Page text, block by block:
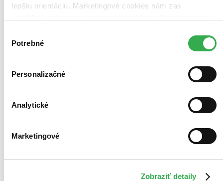
lepšiu orientáciu. Marketingové cookies nám zas
keby sme mohli používať všetky tieto cookies. Ďakujeme!
súhlasu
Potrebné
Personalizačné
Analytické
Marketingové
Zobraziť detaily
Dane, účtovníctvo, odvody 10/2019
Zákon o dani z príjmov -
Zákon o dani z príjmov nemal, na rozdiel od predchádzajúcich
dátumu mal len niekoľko čiastkových noviel vykonaných v rámci
iných zákonov. V tomto trende sa pokračuje aj...
výborný stav
na niektorých obaloch zanechať stopy.